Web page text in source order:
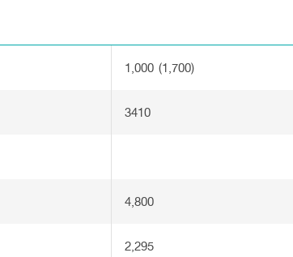
1,000 (1,700)
3410
4,800
2,295